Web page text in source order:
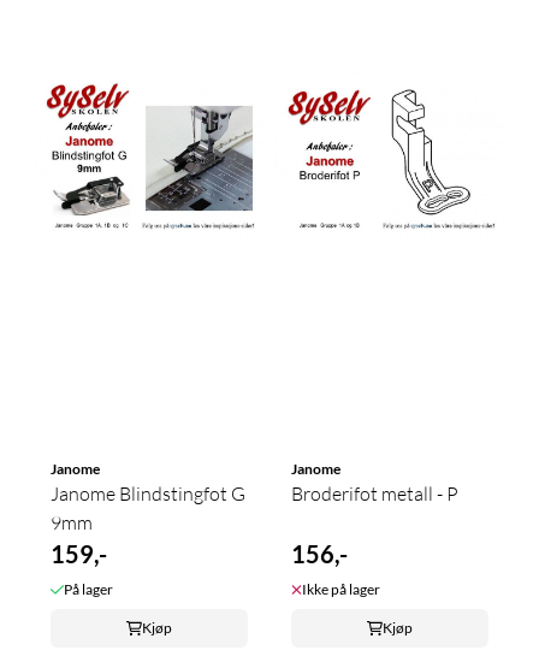
Janome
Janome Blindstingfot G
9mm
159,-
På lager
Kjøp
Janome
Broderifot metall - P
156,-
Ikke på lager
Kjøp